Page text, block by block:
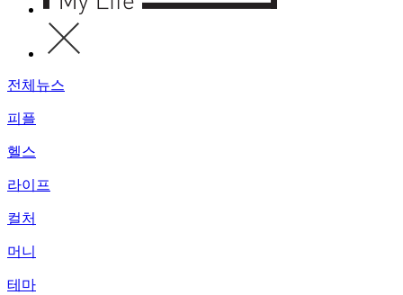
전체뉴스
피플
헬스
라이프
컬처
머니
테마